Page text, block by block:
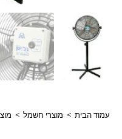
הבית > מוצרי חשמל > מוצרי קירור